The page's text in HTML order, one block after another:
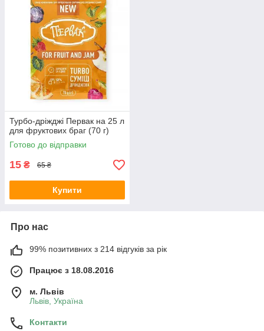
Турбо-дріжджі Первак на 25 л
для фруктових браг (70 г)
Готово до відправки
15 ₴ 65 ₴
Купити
Про нас
99% позитивних з 214 відгуків за рік
Працює з 18.08.2016
м. Львів
Львів, Україна
Контакти